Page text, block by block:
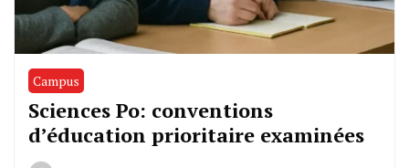
Campus
Sciences Po: conventions
d’éducation prioritaire examinées